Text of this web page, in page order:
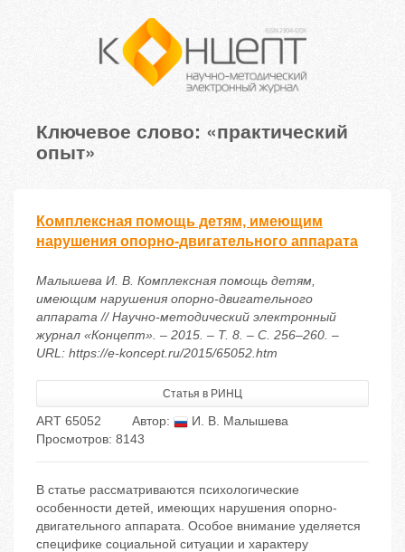
Ключевое слово: «практический
опыт»
Комплексная помощь детям, имеющим
нарушения опорно-двигательного аппарата
Малышева И. В. Комплексная помощь детям,
имеющим нарушения опорно-двигательного
аппарата // Научно-методический электронный
журнал «Концепт». – 2015. – Т. 8. – С. 256–260. –
URL: https://e-koncept.ru/2015/65052.htm
Статья в РИНЦ
ART 65052 Автор:
И. В. Малышева
Просмотров: 8143
В статье рассматриваются психологические
особенности детей, имеющих нарушения опорно-
двигательного аппарата. Особое внимание уделяется
специфике социальной ситуации и характеру